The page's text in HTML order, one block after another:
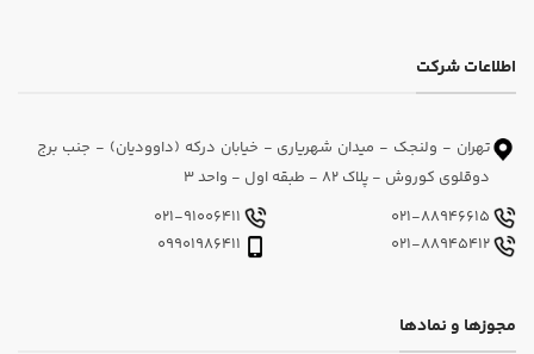
اطلاعات شرکت
تهران - ولنجک - میدان شهریاری - خیابان درکه (داوودیان) - جنب برج
دوقلوی کوروش - پلاک 82 - طبقه اول - واحد 3
مجوزها و نمادها